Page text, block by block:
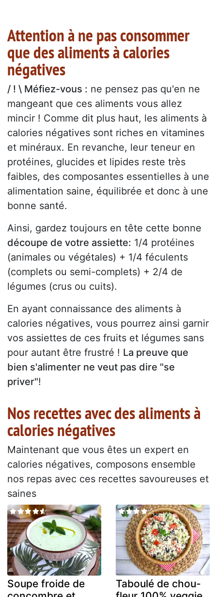
Attention à ne pas consommer
que des aliments à calories
négatives
/ ! \ Méfiez-vous : ne pensez pas qu'en ne
mangeant que ces aliments vous allez
mincir ! Comme dit plus haut, les aliments à
calories négatives sont riches en vitamines
et minéraux. En revanche, leur teneur en
protéines, glucides et lipides reste très
faibles, des composantes essentielles à une
alimentation saine, équilibrée et donc à une
bonne santé.
Ainsi, gardez toujours en tête cette bonne
découpe de votre assiette: 1/4 protéines
(animales ou végétales) + 1/4 féculents
(complets ou semi-complets) + 2/4 de
légumes (crus ou cuits).
En ayant connaissance des aliments à
calories négatives, vous pourrez ainsi garnir
vos assiettes de ces fruits et légumes sans
pour autant être frustré ! La preuve que
bien s'alimenter ne veut pas dire "se
priver"!
Nos recettes avec des aliments à
calories négatives
Maintenant que vous êtes un expert en
calories négatives, composons ensemble
nos repas avec ces recettes savoureuses et
saines
Soupe froide de
Taboulé de chou-